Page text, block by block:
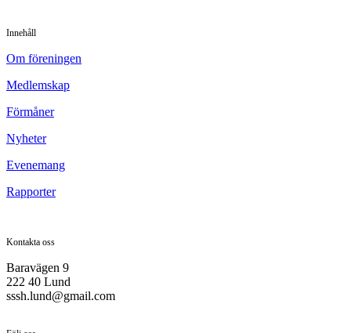
Innehåll
Om föreningen
Medlemskap
Förmåner
Nyheter
Evenemang
Rapporter
Kontakta oss
Baravägen 9
222 40 Lund
sssh.lund@gmail.com